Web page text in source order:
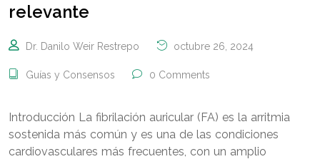
relevante
Dr. Danilo Weir Restrepo octubre 26, 2024
Guías y Consensos 0 Comments
Introducción La fibrilación auricular (FA) es la arritmia
sostenida más común y es una de las condiciones
cardiovasculares más frecuentes, con un amplio